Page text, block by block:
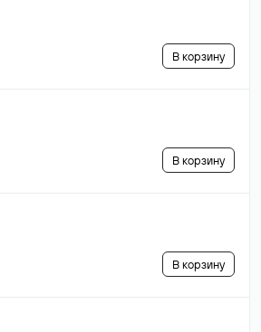
В корзину
В корзину
В корзину